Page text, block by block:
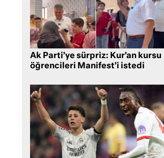
Ak Parti’ye sürpriz: Kur’an kursu
öğrencileri Manifest’i istedi